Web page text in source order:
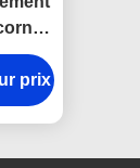
avec
prix